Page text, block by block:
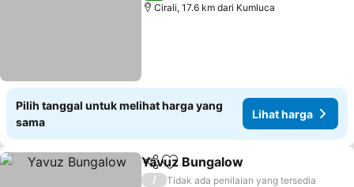
Cirali, 17.6 km dari Kumluca
Pilih tanggal untuk melihat harga yang
sama
Lihat harga
BagikanTambahkan ke favorit
Yavuz Bungalow
/
Tidak ada penilaian yang tersedia